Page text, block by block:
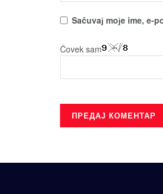
Sačuvaј moјe ime,
Čovek sam